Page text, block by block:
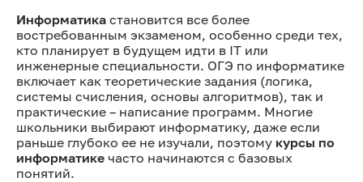
Информатика становится все более
востребованным экзаменом, особенно среди тех,
кто планирует в будущем идти в IT или
инженерные специальности. ОГЭ по информатике
включает как теоретические задания (логика,
системы счисления, основы алгоритмов), так и
практические – написание программ. Многие
школьники выбирают информатику, даже если
раньше глубоко ее не изучали, поэтому курсы по
информатике часто начинаются с базовых
понятий.